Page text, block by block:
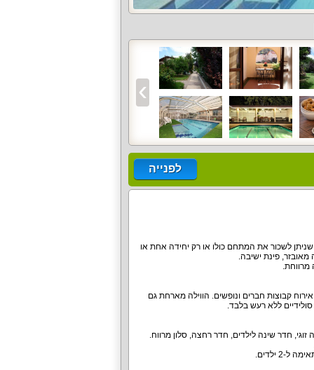
לפנייה
לשכור את המתחם כולו או רק יחידה אחת או
מאובזר, פינת ישיבה.
קבוצות חברים ונופשים. הווילה מארחת גם
ללא רעש בלבד.